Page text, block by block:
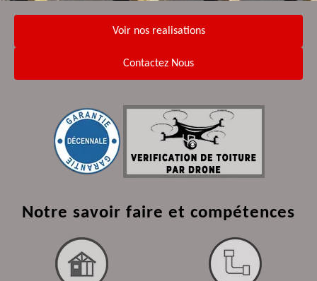
Voir nos realisations
Contactez Nous
Notre savoir faire et compétences